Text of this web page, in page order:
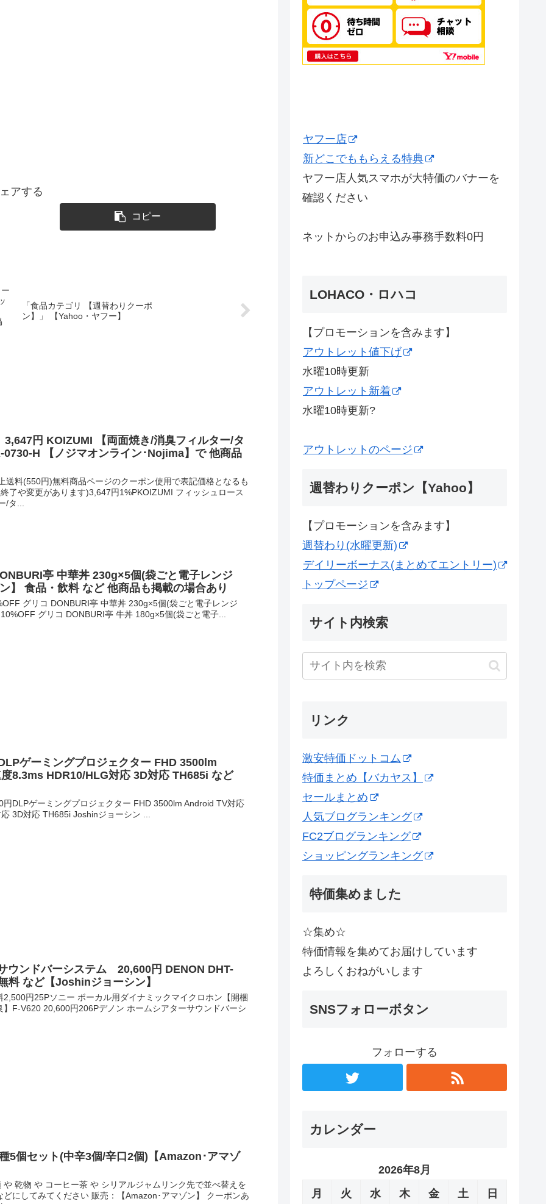
アする
コピー
「食品カテゴリ 【週替わりクーポ
ン】」 【Yahoo・ヤフー】
円 KOIZUMI 【両面焼き/消臭フィルター/タ
H 【ノジマオンライン･Nojima】で 他商品
料(550円)無料商品ページのクーポン使用で表記価格となるも
了や変更があります)3,647円1%PKOIZUMI フィッシュロース
/タ...
亭 中華丼 230g×5個(袋ごと電子レンジ
】 食品・飲料 など 他商品も掲載の場合あり
グリコ DONBURI亭 中華丼 230g×5個(袋ごと電子レンジ
グリコ DONBURI亭 牛丼 180g×5個(袋ごと電子...
ゲーミングプロジェクター FHD 3500lm
8.3ms HDR10/HLG対応 3D対応 TH685i など
DLPゲーミングプロジェクター FHD 3500lm Android TV対応
3D対応 TH685i Joshinジョーシン ...
ウンドバーシステム 20,600円 DENON DHT-
料 など【Joshinジョーシン】
円25Pソニー ボーカル用ダイナミックマイクロホン【開梱
F-V620 20,600円206Pデノン ホームシアターサウンドバーシ
5個セット(中辛3個/辛口2個)【Amazon･アマゾ
乾物 や コーヒー茶 や シリアルジャムリンク先で並べ替えを
にしてみてください 販売：【Amazon･アマゾン】 クーポンあ
ヤフー店
新どこでももらえる特典
ヤフー店人気スマホが大特価のバナーを
確認ください
ネットからのお申込み事務手数料0円
LOHACO・ロハコ
【プロモーションを含みます】
アウトレット値下げ
水曜10時更新
アウトレット新着
水曜10時更新?
アウトレットのページ
週替わりクーポン【Yahoo】
【プロモーションを含みます】
週替わり(水曜更新)
デイリーボーナス(まとめてエントリー)
トップページ
サイト内検索
リンク
激安特価ドットコム
特価まとめ【バカヤス】
セールまとめ
人気ブログランキング
FC2ブログランキング
ショッピングランキング
特価集めました
☆集め☆
特価情報を集めてお届けしています
よろしくおねがいします
SNSフォローボタン
フォローする
カレンダー
2026年8月
月
火 水 木 金 土 日